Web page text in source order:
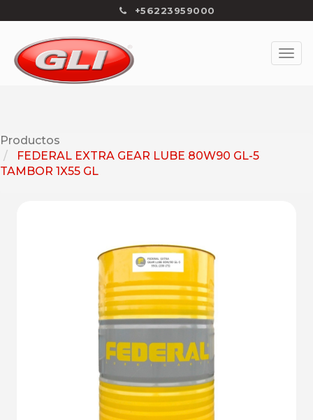
+56223959000
Productos
FEDERAL EXTRA GEAR LUBE 80W90 GL-5
TAMBOR 1X55 GL